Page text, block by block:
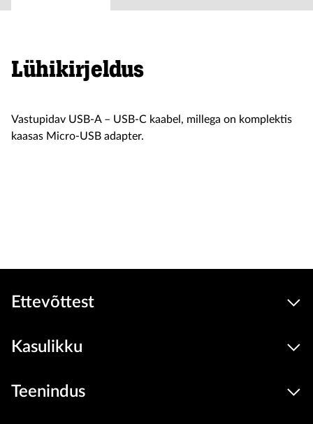
Lühikirjeldus
Vastupidav USB-A – USB-C kaabel, millega on komplektis
kaasas Micro-USB adapter.
Ettevõttest
Kasulikku
Teenindus